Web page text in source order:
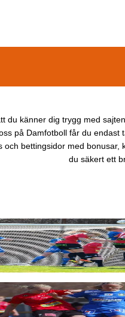
du känner dig trygg med
på Damfotboll får du
och bettingsidor med
du säkert ett